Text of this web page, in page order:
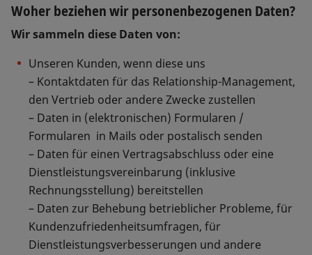
Woher beziehen wir personenbezogenen Daten?
Wir sammeln diese Daten von:
Unseren Kunden, wenn diese uns
– Kontaktdaten für das Relationship-Management,
den Vertrieb oder andere Zwecke zustellen
– Daten in (elektronischen) Formularen /
Formularen in Mails oder postalisch senden
– Daten für einen Vertragsabschluss oder eine
Dienstleistungsvereinbarung (inklusive
Rechnungsstellung) bereitstellen
– Daten zur Behebung betrieblicher Probleme, für
Kundenzufriedenheitsumfragen, für
Dienstleistungsverbesserungen und andere